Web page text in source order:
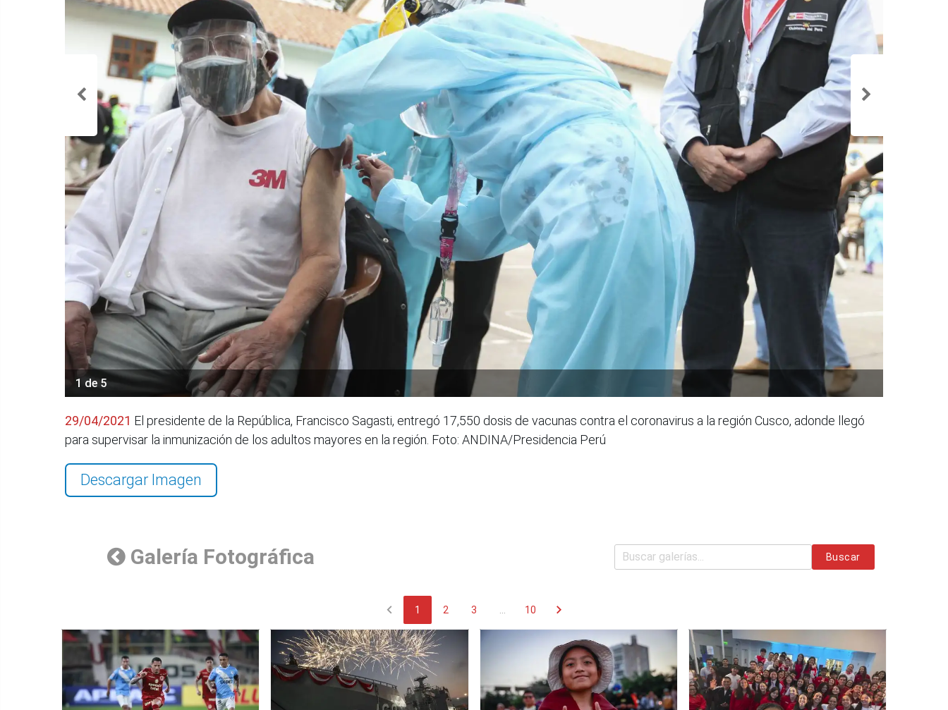
1 de 5
29/04/2021 El presidente de la República, Francisco Sagasti, entregó 17,550 dosis de vacunas contra el coronavirus a la región Cusco, adonde llegó
para supervisar la inmunización de los adultos mayores en la región. Foto: ANDINA/Presidencia Perú
Descargar Imagen
Galería Fotográfica Buscar
chevron_left 1 2 3 10 chevron_right